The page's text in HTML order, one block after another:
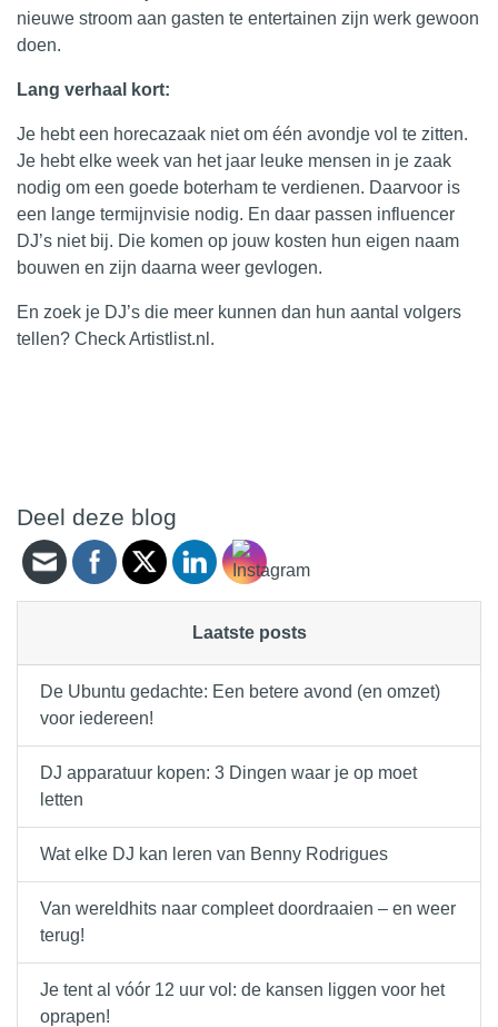
nieuwe stroom aan gasten te entertainen zijn werk gewoon
doen.
Lang verhaal kort:
Je hebt een horecazaak niet om één avondje vol te zitten.
Je hebt elke week van het jaar leuke mensen in je zaak
nodig om een goede boterham te verdienen. Daarvoor is
een lange termijnvisie nodig. En daar passen influencer
DJ’s niet bij. Die komen op jouw kosten hun eigen naam
bouwen en zijn daarna weer gevlogen.
En zoek je DJ’s die meer kunnen dan hun aantal volgers
tellen? CheckArtistlist.nl.
Deel deze blog
Laatste posts
De Ubuntu gedachte: Een betere avond (en omzet)
voor iedereen!
DJ apparatuur kopen: 3 Dingen waar je op moet
letten
Wat elke DJ kan leren van Benny Rodrigues
Van wereldhits naar compleet doordraaien – en weer
terug!
Je tent al vóór 12 uur vol: de kansen liggen voor het
oprapen!